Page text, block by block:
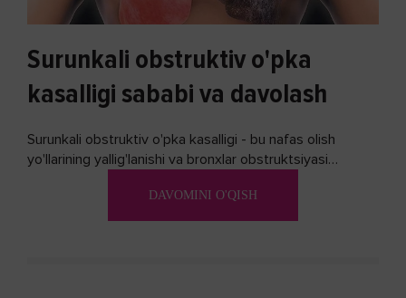
Surunkali obstruktiv o'pka
kasalligi sababi va davolash
Surunkali obstruktiv o'pka kasalligi - bu nafas olish
yo'llarining yallig'lanishi va bronxlar obstruktsiyasi
DAVOMINI O'QISH